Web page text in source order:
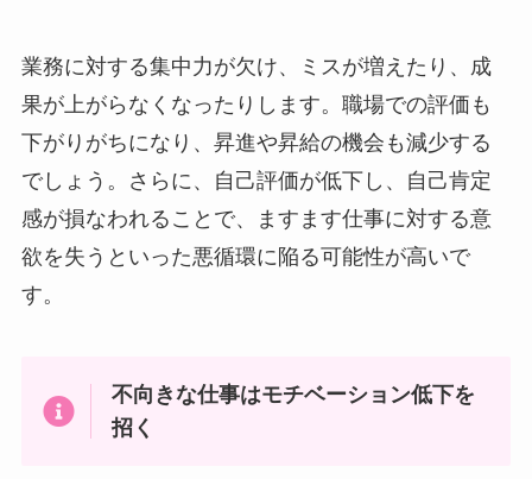
業務に対する集中力が欠け、ミスが増えたり、成
果が上がらなくなったりします。職場での評価も
下がりがちになり、昇進や昇給の機会も減少する
でしょう。さらに、自己評価が低下し、自己肯定
感が損なわれることで、ますます仕事に対する意
欲を失うといった悪循環に陥る可能性が高いで
す。
不向きな仕事はモチベーション低下を
招く